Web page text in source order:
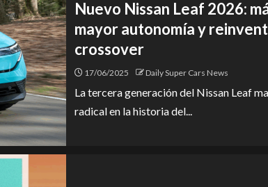
Nuevo Nissan Leaf 2026:
mayor autonomía y
crossover
17/06/2025 Daily Super Cars News
La tercera generación del Nissan Leaf
radical en la historia del...